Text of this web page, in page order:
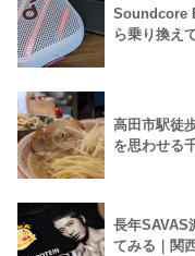
Soundcore
ら乗り換え
高田市駅徒
を思わせる
長年SAVAS
てみる｜関